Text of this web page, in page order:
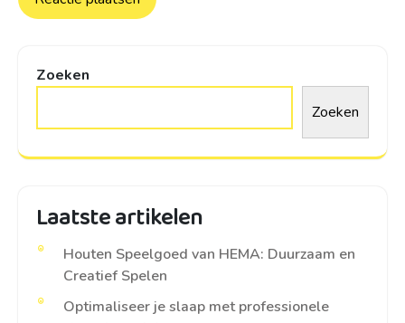
Zoeken
Zoeken
Laatste artikelen
Houten Speelgoed van HEMA: Duurzaam en
Creatief Spelen
Optimaliseer je slaap met professionele